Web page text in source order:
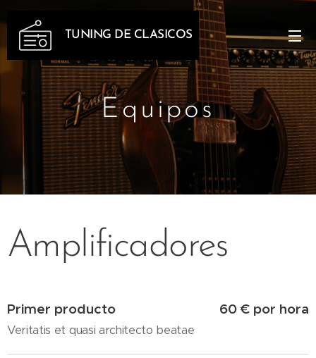
TUNING DE CLASICOS
Equipos
Amplificadores
Primer producto
Veritatis et quasi architecto beatae
60 € por hora